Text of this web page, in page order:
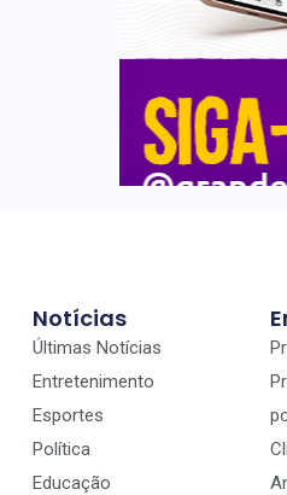
Notícias
Últimas Notícias
Entretenimento
Esportes
Política
Educação